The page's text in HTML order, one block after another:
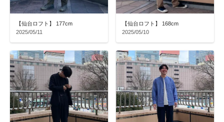
【仙台ロフト】 177cm
2025/05/11
【仙台ロフト】 168cm
2025/05/10